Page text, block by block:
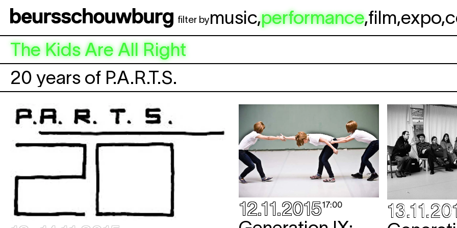
filter bymusic,performance,film,expo,
The Kids Are All Right
20 years of P.A.R.T.S.
12.11.201517:00